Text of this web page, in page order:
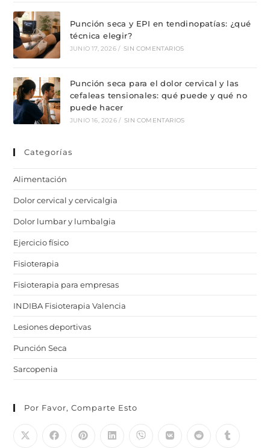
Punción seca y EPI en tendinopatías: ¿qué
técnica elegir?
JUNIO 17, 2026 / SIN COMENTARIOS
Punción seca para el dolor cervical y las
cefaleas tensionales: qué puede y qué no
puede hacer
JUNIO 16, 2026 / SIN COMENTARIOS
Categorías
Alimentación
Dolor cervical y cervicalgia
Dolor lumbar y lumbalgia
Ejercicio físico
Fisioterapia
Fisioterapia para empresas
INDIBA Fisioterapia Valencia
Lesiones deportivas
Punción Seca
Sarcopenia
Por Favor, Comparte Esto